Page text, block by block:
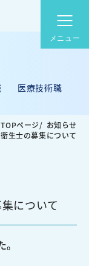
メニュー
医療技術職
ページ
お知らせ
生士の募集について
について